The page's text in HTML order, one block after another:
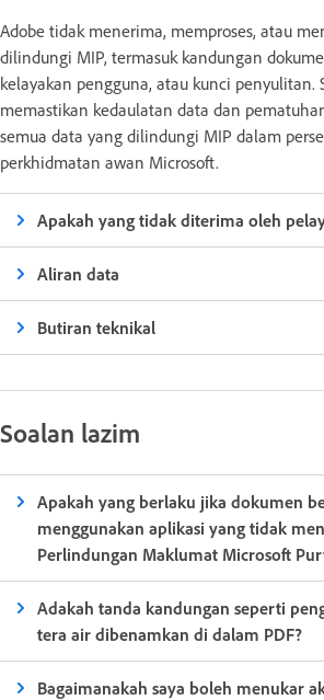
Adobe tidak menerima, memproses, atau
dilindungi MIP, termasuk kandungan
kelayakan pengguna, atau kunci penyulitan.
memastikan kedaulatan data dan
semua data yang dilindungi MIP dalam
perkhidmatan awan Microsoft.
Apakah yang tidak diterima oleh
Aliran data
Butiran teknikal
Soalan lazim
Apakah yang berlaku jika dokumen
menggunakan aplikasi yang tidak
Perlindungan Maklumat Microsoft
Adakah tanda kandungan seperti
tera air dibenamkan di dalam PDF?
Bagaimanakah saya boleh menukar